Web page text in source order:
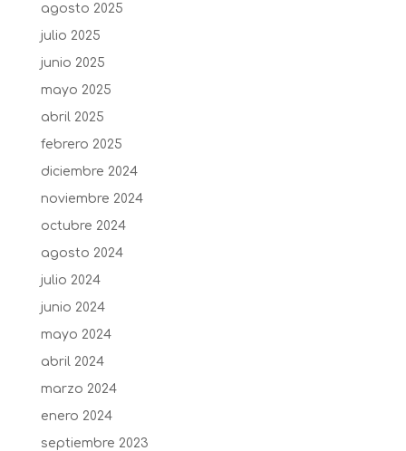
agosto 2025
julio 2025
junio 2025
mayo 2025
abril 2025
febrero 2025
diciembre 2024
noviembre 2024
octubre 2024
agosto 2024
julio 2024
junio 2024
mayo 2024
abril 2024
marzo 2024
enero 2024
septiembre 2023